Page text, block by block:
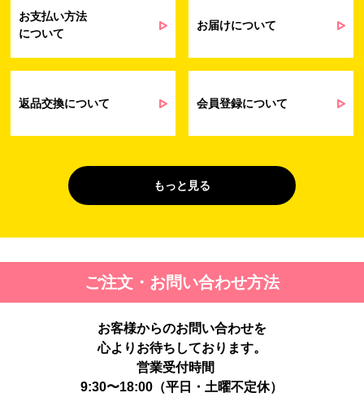
にお知らせするため
問い合わせへの対応のため
（開示対象個人情
お客様の作品紹介を通した販促活動のた
４. 個人情報を第三者に提供することが予定される場合の事項
第三者に提供する目的：パーソナライズ広告配信および効果測定・
動履歴、IP、ブラウザ・端末情報、（同意時）メールアドレス等の
よる安全な電送、又は管理コンソールからの連携。
提供先：広告配信事業者（例：Google LLC等）。
個人情報の取り扱いに関する契約：提供先と個人情報取扱い契約
（目的外利用禁止、再提供制限、安全管理措置等）を締結していま
お支払い方法
について
お届けについて
返品交換について 会員登録について
もっと見る
ご注文・お問い合わせ方法
お客様からのお問い合わせを
心よりお待ちしております。
営業受付時間
9:30〜18:00（平日・土曜不定休）